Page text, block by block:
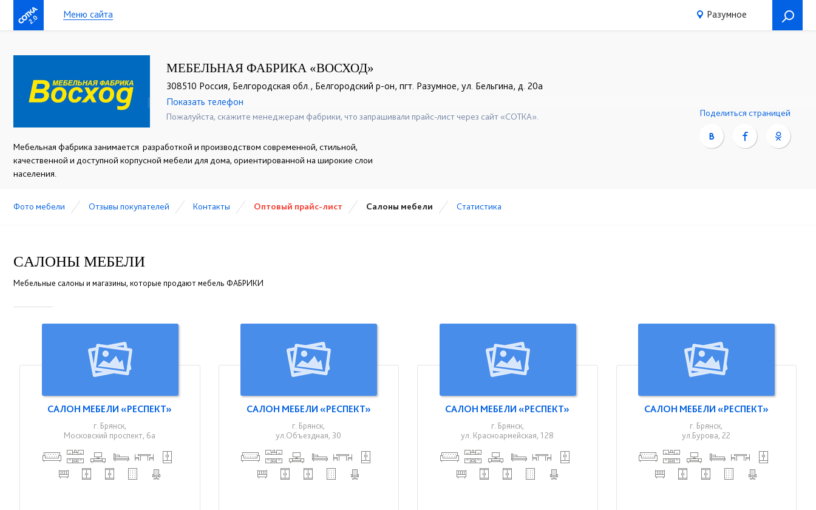
2.0 Меню сайта Разумное
МЕБЕЛЬНАЯ ФАБРИКА «ВОСХОД»
308510 Россия, Белгородская обл., Белгородский р-он, пгт. Разумное, ул. Бельгина, д. 20а
☎+7 (4722) 59-62-62
Показать телефон
Пожалуйста, скажите менеджерам фабрики, что запрашивали прайс-лист через сайт «СОТКА».
Мебельная фабрика занимается разработкой и производством современной, стильной,
качественной и доступной корпусной мебели для дома, ориентированной на широкие слои
населения.
Поделиться страницей
Фото мебели Отзывы покупателей Контакты Оптовый прайс-лист Cалоны мебели Статистика
CАЛОНЫ МЕБЕЛИ
Мебельные салоны и магазины, которые продают мебель ФАБРИКИ
САЛОН МЕБЕЛИ «РЕСПЕКТ»
г. Брянск,
Московский проспект, 6а
САЛОН МЕБЕЛИ «РЕСПЕКТ»
г. Брянск,
ул.Объездная, 30
САЛОН МЕБЕЛИ «РЕСПЕКТ»
г. Брянск,
ул. Красноармейская, 128
САЛОН МЕБЕЛИ «РЕСПЕКТ»
г. Брянск,
ул.Бурова, 22